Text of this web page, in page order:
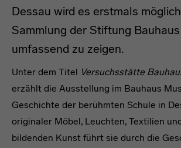
Dessau wird es erstmals
Sammlung der Stiftung
umfassend zu zeigen.
Unter dem Titel Versuchsstätte
erzählt die Ausstellung im Bauhaus
Geschichte der berühmten Schule in
originaler Möbel, Leuchten, Textilien
bildenden Kunst führt sie durch die